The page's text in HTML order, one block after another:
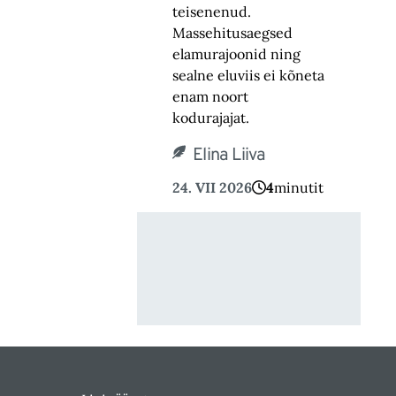
teisenenud.
Massehitusaegsed
elamurajoonid ning
sealne eluviis ei kõneta
enam noort
kodurajajat.
Elina Liiva
24. VII 2026 4minutit